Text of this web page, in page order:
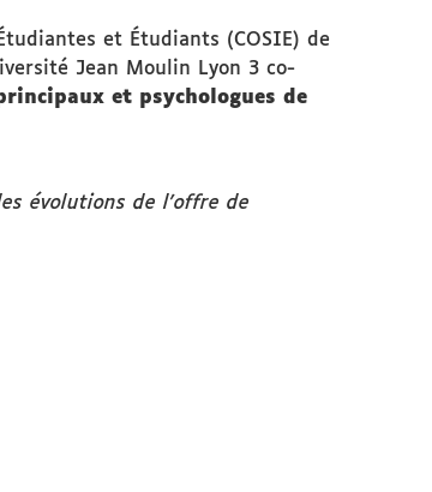
et Étudiants (COSIE) de
Jean Moulin Lyon 3 co-
et psychologues de
évolutions de l’offre de